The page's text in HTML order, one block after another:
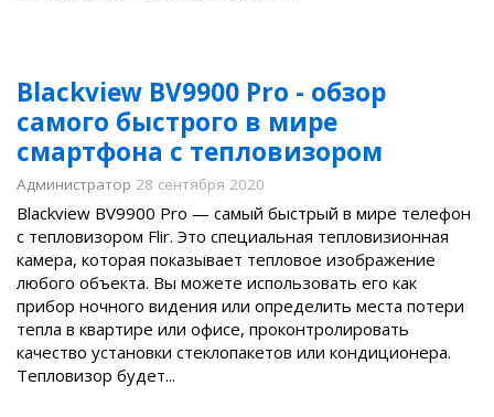
Blackview BV9900 Pro - обзор
самого быстрого в мире
смартфона с тепловизором
Администратор 28 сентября 2020
Blackview BV9900 Pro — самый быстрый в мире телефон
с тепловизором Flir. Это специальная тепловизионная
камера, которая показывает тепловое изображение
любого объекта. Вы можете использовать его как
прибор ночного видения или определить места потери
тепла в квартире или офисе, проконтролировать
качество установки стеклопакетов или кондиционера.
Тепловизор будет...